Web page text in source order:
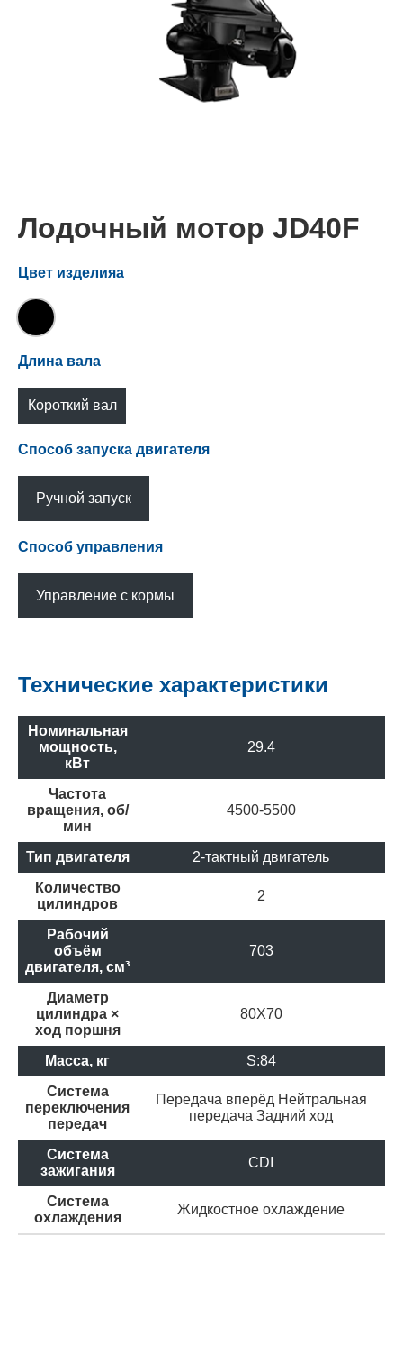
Лодочный мотор JD40F
Цвет изделияа
Длина вала
Короткий вал
(S)
Способ запуска двигателя
Ручной запуск
Способ управления
Управление с кормы
Технические характеристики
Номинальная
мощность,
кВт
29.4
Частота
вращения, об/
мин
4500-5500
Тип двигателя
2-тактный двигатель
Количество
цилиндров
2
Рабочий
объём
двигателя, см³
703
Диаметр
цилиндра ×
ход поршня
80X70
Масса, кг
S:84
Система
переключения
передач
Передача вперёд Нейтральная
передача Задний ход
Система
зажигания
CDI
Система
охлаждения
Жидкостное охлаждение